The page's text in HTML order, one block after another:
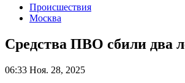
Происшествия
Москва
Средства ПВО сбили два
06:33 Ноя. 28, 2025